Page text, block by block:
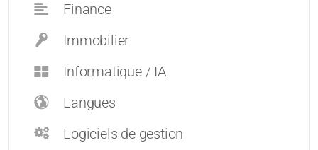
Finance
Immobilier
Informatique / IA
Langues
Logiciels de gestion